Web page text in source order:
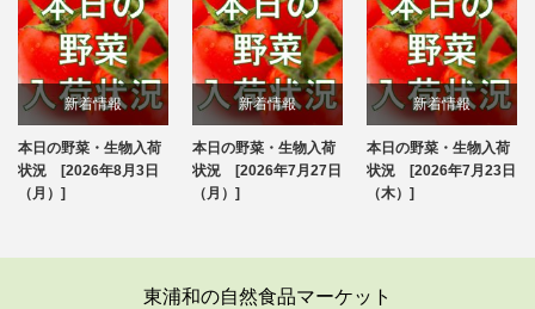
新着情報
ブログ
本日の野菜・生物入荷
状況 [2026年8月3日
（月）]
新着情報
ブログ
本日の野菜・生物入荷
状況 [2026年7月27日
（月）]
新着情報
ブログ
本日の野菜・生物入荷
状況 [2026年7月23日
（木）]
東浦和の自然食品マーケット